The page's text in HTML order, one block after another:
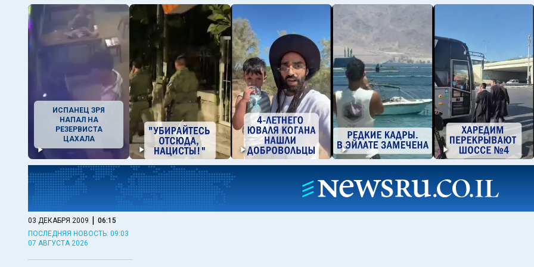
ИСПАНЕЦ ЗРЯ
НАПАЛ НА
РЕЗЕРВИСТА
ЦАХАЛА
03 ДЕКАБРЯ 2009 | 06:15
ПОСЛЕДНЯЯ НОВОСТЬ: 09:03
07 АВГУСТА 2026